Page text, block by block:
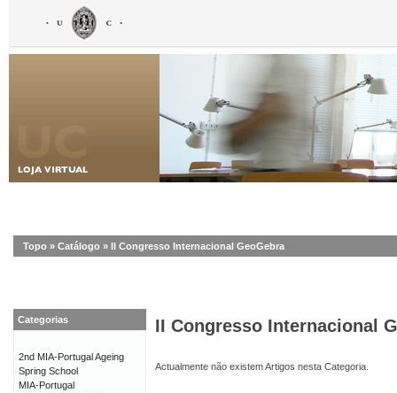
Topo » Catálogo » II Congresso Internacional GeoGebra
II Congresso Internacional
Actualmente não existem Artigos nesta Categoria.
Categorias
2nd MIA-Portugal Ageing
Spring School
MIA-Portugal